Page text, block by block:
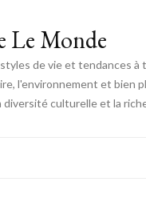
Le Monde
de vie et tendances à
l'environnement et bien
culturelle et la